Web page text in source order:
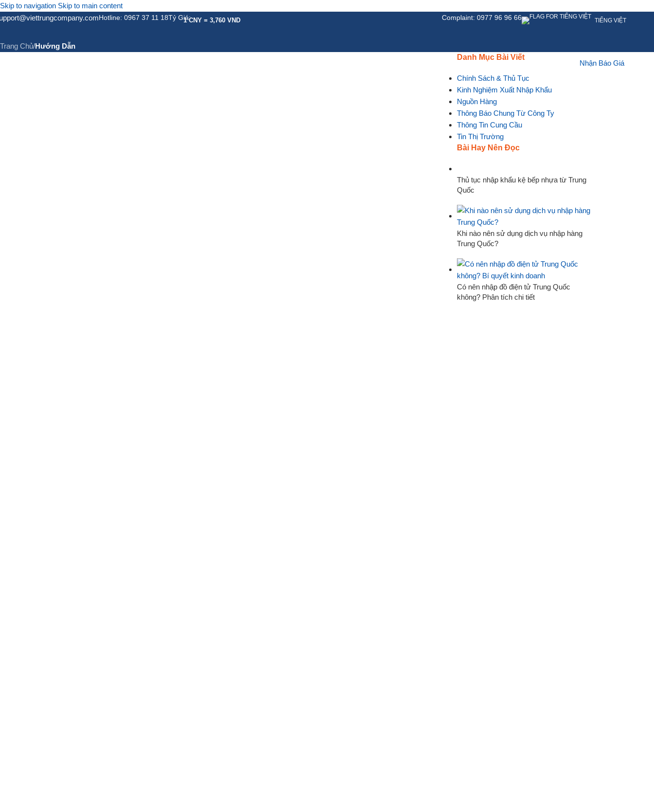
Skip to navigation Skip to main content
Hotline: 0967 37 11 18Tỷ Giá:1 CNY = 3,760 VND Complaint: 0977 96 96 66 TIẾNG VIỆT
Nhận Báo Giá
Hướng Dẫn
Trang Chủ/Hướng Dẫn
Danh Mục Bài Viết
Chính Sách & Thủ Tục
Kinh Nghiệm Xuất Nhập Khẩu
Nguồn Hàng
Thông Báo Chung Từ Công Ty
Thông Tin Cung Cầu
Tin Thị Trường
Bài Hay Nên Đọc
Thủ tục nhập khẩu kệ bếp nhựa từ Trung
Quốc
Khi nào nên sử dụng dịch vụ nhập hàng
Trung Quốc?
Có nên nhập đồ điện tử Trung Quốc
không? Phân tích chi tiết